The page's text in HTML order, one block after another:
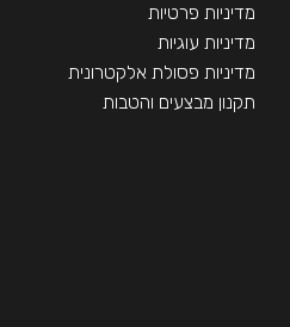
מדיניות פרטיות
מדיניות עוגיות
מדיניות פסולת אלקטרונית
תקנון מבצעים והטבות